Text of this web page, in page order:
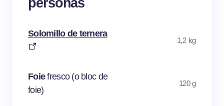
Solomillo de ternera
1,2 kg
Foiefresco (o bloc de
foie)
120 g